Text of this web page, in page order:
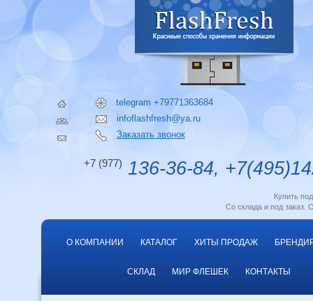
telegram +79771363684
infoflashfresh@ya.ru
Заказать звонок
+7 (977) 136-36-84,
Купить
Со склада и под заказ.
О КОМПАНИИ КАТАЛОГ ХИТЫ ПРОДАЖ
СКЛАД МИР ФЛЕШЕК КОНТАКТЫ